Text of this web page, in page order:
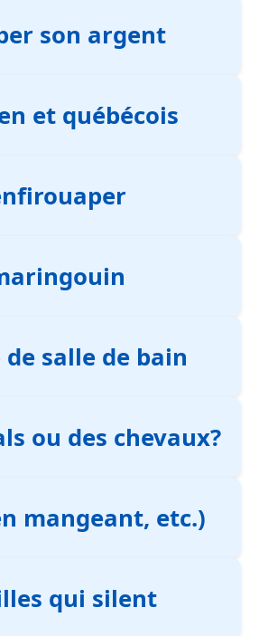
son argent
et québécois
salle de bain
ou des chevaux?
mangeant, etc.)
qui silent